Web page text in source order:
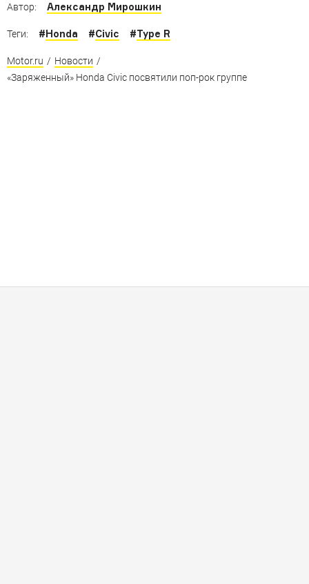
Автор: Александр Мирошкин
Теги: #Honda #Civic #Type R
Motor.ru / Новости /
«Заряженный» Honda Civic посвятили поп-рок группе